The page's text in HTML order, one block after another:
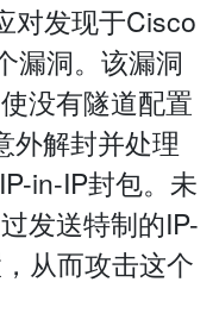
对发现于Cisco
漏洞。该漏洞
没有隧道配置
外解封并处理
in-IP封包。未
发送特制的IP-
从而攻击这个